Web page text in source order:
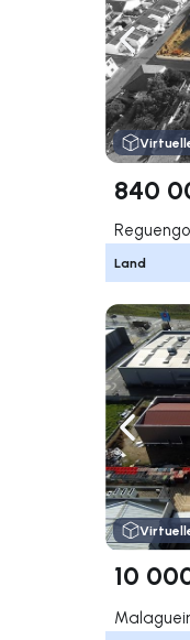
Nach
840
Land
Nach
10